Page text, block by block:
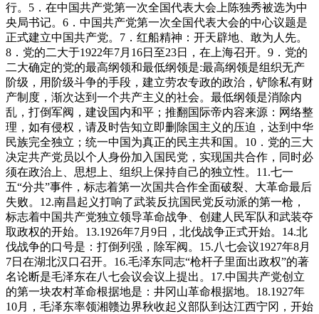
行。5．在中国共产党第一次全国代表大会上陈独秀被选为中
央局书记。6．中国共产党第一次全国代表大会的中心议题是
正式建立中国共产党。7．红船精神：开天辟地、敢为人先。
8．党的二大于1922年7月16日至23日，在上海召开。9．党的
二大确定的党的最高纲领和最低纲领是:最高纲领是组织无产
阶级，用阶级斗争的手段，建立劳农专政的政治，铲除私有财
产制度，渐次达到一个共产主义的社会。最低纲领是消除内
乱，打倒军阀，建设国内和平；推翻国际帝内容来源：网络整
理，如有侵权，请及时告知立即删除国主义的压迫，达到中华
民族完全独立；统一中国为真正的民主共和国。10．党的三大
决定共产党员以个人身份加入国民党，实现国共合作，同时必
须在政治上、思想上、组织上保持自己的独立性。11.七一
五“分共”事件，标志着第一次国共合作全面破裂、大革命最后
失败。12.南昌起义打响了武装反抗国民党反动派的第一枪，
标志着中国共产党独立领导革命战争、创建人民军队和武装夺
取政权的开始。13.1926年7月9日，北伐战争正式开始。14.北
伐战争的口号是：打倒列强，除军阀。15.八七会议1927年8月
7日在湖北汉口召开。16.毛泽东同志“枪杆子里面出政权”的著
名论断是毛泽东在八七会议会议上提出。17.中国共产党创立
的第一块农村革命根据地是：井冈山革命根据地。18.1927年
10月，毛泽东率领湘赣边界秋收起义部队到达江西宁冈，开始